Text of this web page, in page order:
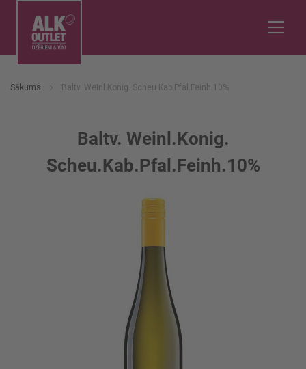
Sākums Baltv. Weinl.Konig. Scheu.Kab.Pfal.Feinh.10%
Baltv. Weinl.Konig.
Scheu.Kab.Pfal.Feinh.10%